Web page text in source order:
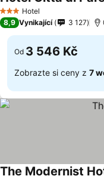
3 Počet hvězdiček
Hotel
8,9 Vynikající 3 127
Od 3 546 Kč
Zobrazte si ceny z 7
The Modernist